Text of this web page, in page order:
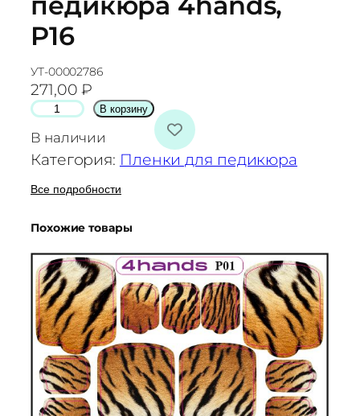
P16
УТ-00002786
271,00₽
В наличии
К
о
л
и
ч
с
т
в
о
т
о
В корзину
Категория: Пленки для педикюра
Все подробности
Похожие товары